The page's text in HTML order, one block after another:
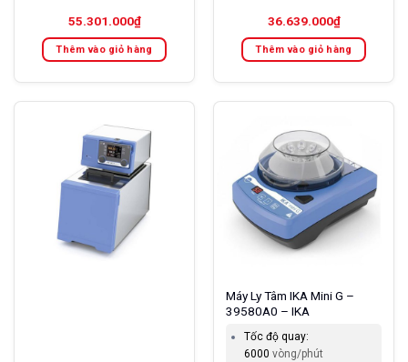
55.301.000₫
Thêm vào giỏ hàng
36.639.000₫
Thêm vào giỏ hàng
Máy Ly Tâm IKA Mini G –
39580A0 – IKA
Tốc độ quay:
6000 vòng/phút